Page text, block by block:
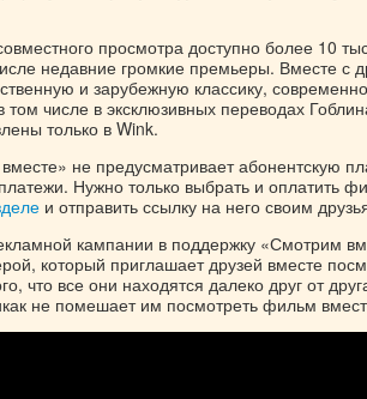
просмотра доступно более 10
недавние громкие премьеры. Вместе с
и зарубежную классику,
том числе в эксклюзивных переводах
только в Wink.
не предусматривает абонентскую
Нужно только выбрать и оплатить
и отправить ссылку на него своим
кампании в поддержку «Смотрим
который приглашает друзей вместе
что все они находятся далеко друг от
не помешает им посмотреть фильм